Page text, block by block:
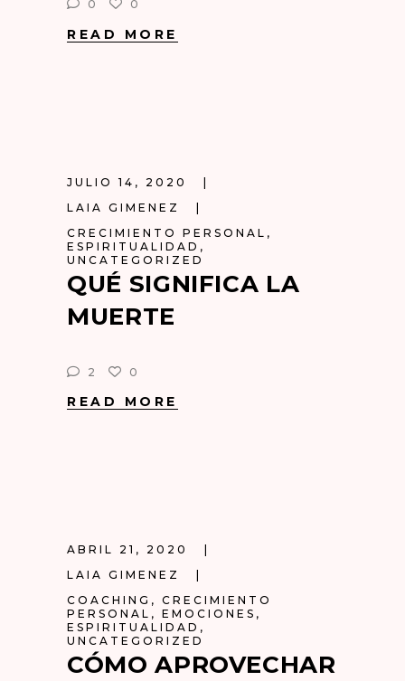
0 0
READ MORE
JULIO 14, 2020
LAIA GIMENEZ
CRECIMIENTO PERSONAL ,
ESPIRITUALIDAD ,
UNCATEGORIZED
QUÉ SIGNIFICA LA
MUERTE
2 0
READ MORE
ABRIL 21, 2020
LAIA GIMENEZ
COACHING , CRECIMIENTO
PERSONAL , EMOCIONES ,
ESPIRITUALIDAD ,
UNCATEGORIZED
CÓMO APROVECHAR